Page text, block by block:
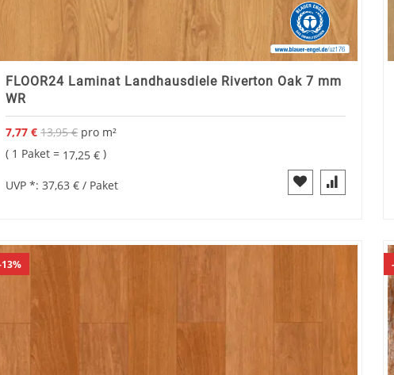
FLOOR24 Laminat Landhausdiele Riverton Oak 7 mm
WR
7,77 € 13,95 € pro m²
1 Paket = Sonderangebot
17,25 €
UVP *:37,63 € / Paket
13%